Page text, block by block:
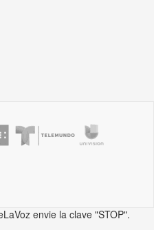
envie la clave "STOP".